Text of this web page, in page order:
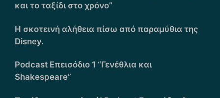
και το ταξίδι στο χρόνο”
Η σκοτεινή αλήθεια πίσω από παραμύθια της
Disney.
Podcast Επεισόδιο 1 “Γενέθλια και
Shakespeare”